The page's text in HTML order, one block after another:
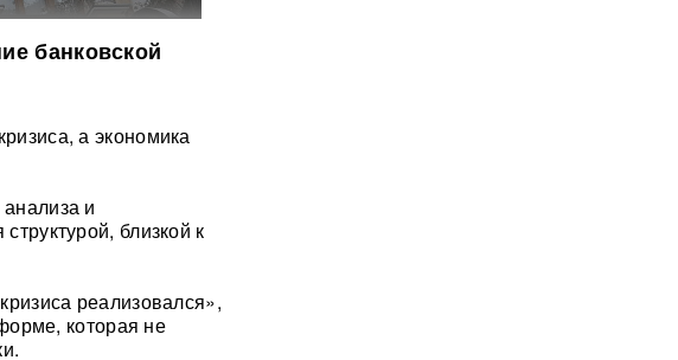
банковской
а экономика
и
близкой к
реализовался»,
которая не